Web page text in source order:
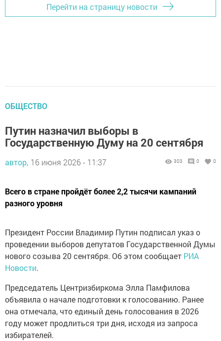
Перейти на страницу новости
ОБЩЕСТВО
Путин назначил выборы в
Государственную Думу на 20 сентября
автор, 16 июня 2026 - 11:37 303 0 0
Всего в стране пройдёт более 2,2 тысячи кампаний
разного уровня
Президент России Владимир Путин подписал указ о
проведении выборов депутатов Государственной Думы
нового созыва 20 сентября. Об этом сообщает РИА
Новости.
Председатель Центризбиркома Элла Памфилова
объявила о начале подготовки к голосованию. Ранее
она отмечала, что единый день голосования в 2026
году может продлиться три дня, исходя из запроса
избирателей.